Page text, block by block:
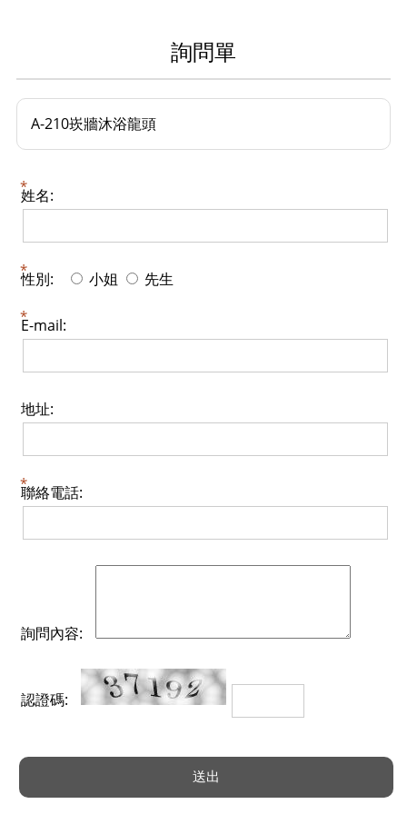
詢問單
A-210崁牆沐浴龍頭
姓名:
性別: 小姐 先生
E-mail:
地址:
聯絡電話:
詢問內容:
認證碼: